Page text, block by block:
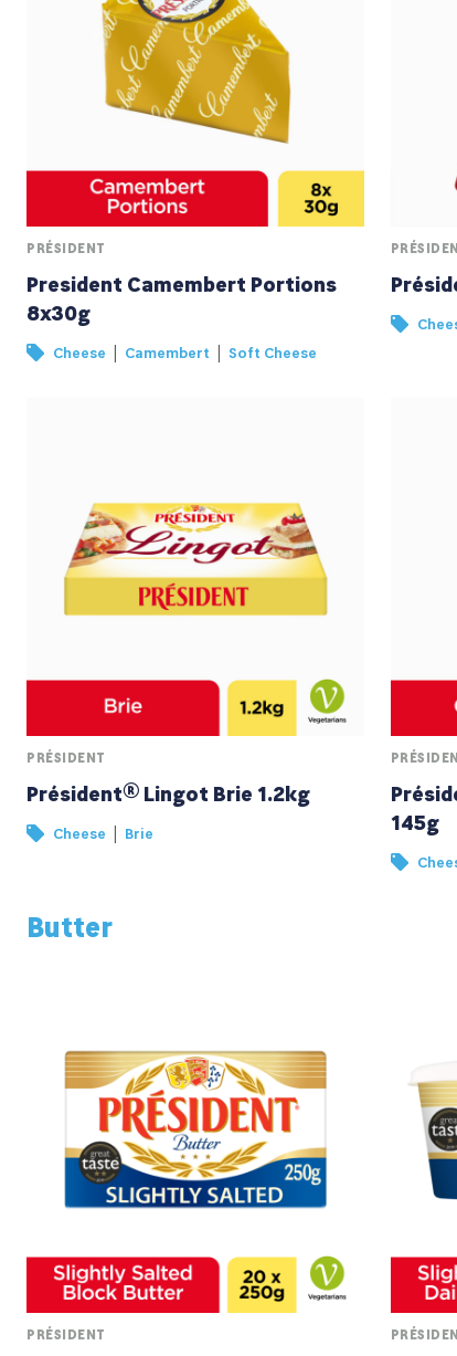
PRÉSIDENT
President Camembert Portions
8x30g
Cheese | Camembert | Soft Cheese
PRÉSIDENT
Président® Lingot Brie 1.2kg
Cheese | Brie
145g
Butter
PRÉSIDENT